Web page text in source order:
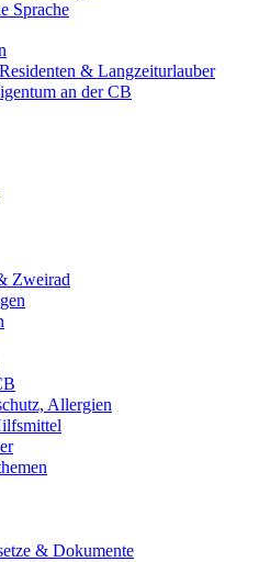
Sprache
& Langzeiturlauber
an der CB
Zweirad
Allergien
& Dokumente